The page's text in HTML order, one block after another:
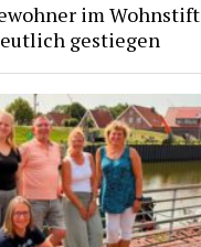
im Wohnstift
gestiegen